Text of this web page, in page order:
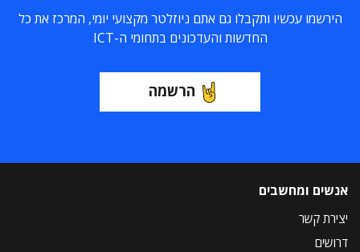
הירשמו עכשיו ותקבלו גם אתם ניוזלטר מקצועי יומי, המרכז את כל
החדשות והעדכונים בתחומי ה-ICT
הרשמה
אנשים ומחשבים
יצירת קשר
דרושים